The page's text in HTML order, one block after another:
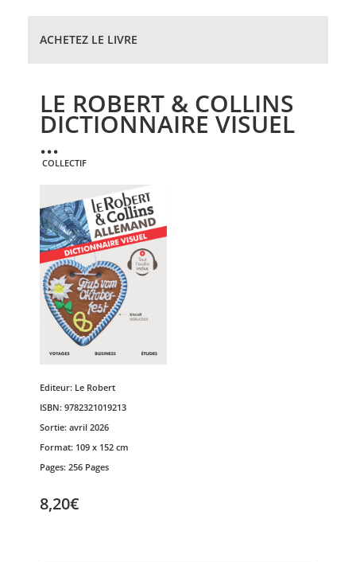
ACHETEZ LE LIVRE
LE ROBERT & COLLINS
DICTIONNAIRE VISUEL
...
COLLECTIF
Editeur: Le Robert
ISBN: 9782321019213
Sortie: avril 2026
Format: 109 x 152 cm
Pages: 256 Pages
8,20€